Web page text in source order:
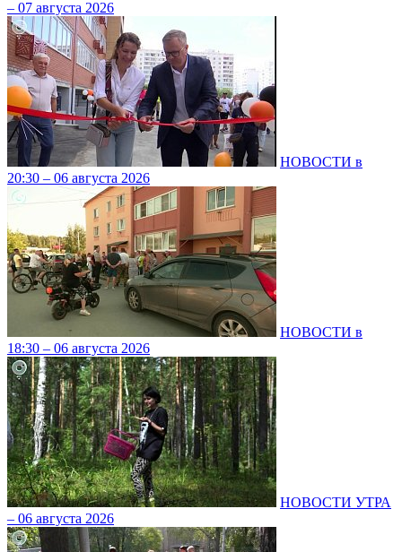
– 07 августа 2026
НОВОСТИ в
20:30 – 06 августа 2026
НОВОСТИ в
18:30 – 06 августа 2026
НОВОСТИ УТРА
– 06 августа 2026